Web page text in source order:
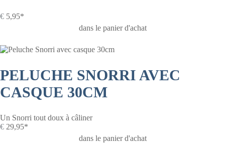
€ 5,95*
dans le panier d'achat
PELUCHE SNORRI AVEC
CASQUE 30CM
Un Snorri tout doux à câliner
€ 29,95*
dans le panier d'achat